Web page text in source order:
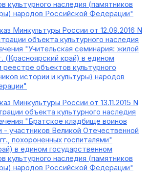
культурного наследия (памятников
народов Российской Федерации"
Минкультуры России от 12.09.2016 N
объекта культурного наследия
"Учительская семинария: жилой
(Красноярский край) в едином
реестре объектов культурного
истории и культуры) народов
Минкультуры России от 13.11.2015 N
объекта культурного наследия
"Братское кладбище воинов
участников Великой Отечественной
похороненных госпиталями"
в едином государственном
культурного наследия (памятников
народов Российской Федерации"